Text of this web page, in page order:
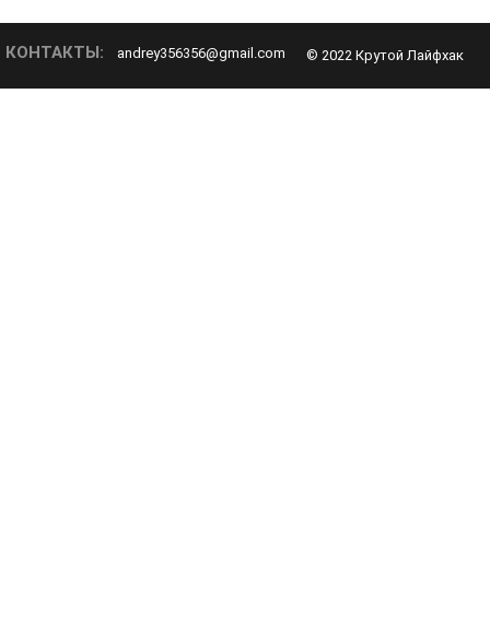
КОНТАКТЫ: andrey356356@gmail.com © 2022 Крутой Лайфхак